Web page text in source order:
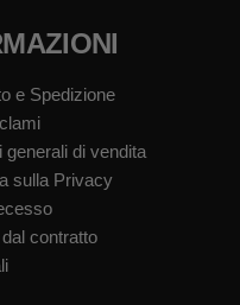
e Spedizione
generali di vendita
sulla Privacy
contratto